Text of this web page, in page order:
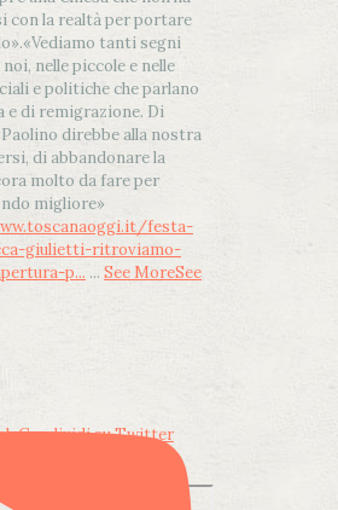
con la realtà per portare
.«Vediamo tanti segni
nelle piccole e nelle
e politiche che parlano
e di remigrazione. Di
direbbe alla nostra
di abbandonare la
molto da fare per
migliore»
festa-
giulietti-ritroviamo-
p... ... See MoreSee
Condividi su Twitter